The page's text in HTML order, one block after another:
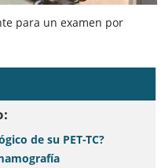
para un examen por
de su PET-TC?